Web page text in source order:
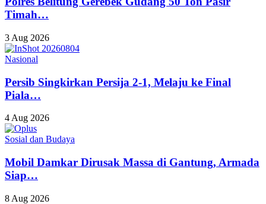
Timah…
3 Aug 2026
Nasional
Persib Singkirkan Persija 2-1, Melaju ke Final
Piala…
4 Aug 2026
Sosial dan Budaya
Mobil Damkar Dirusak Massa di Gantung, Armada
Siap…
8 Aug 2026